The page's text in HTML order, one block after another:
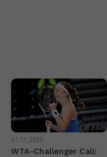
01.11.2025
WTA-Challenger Cali: